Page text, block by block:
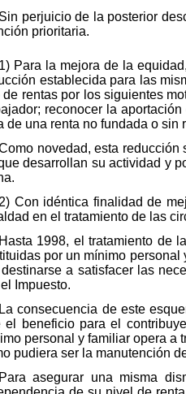
Sin perjuicio de la posterior
prioritaria.
1) Para la mejora de la
establecida para las
de rentas por los siguientes
reconocer la
de una renta no fundada o sin
novedad, esta reducción
desarrollan su actividad y
2) Con idéntica finalidad de
en el tratamiento de las
Hasta 1998, el tratamiento de
por un mínimo
a satisfacer las
Impuesto.
La consecuencia de este
el beneficio para el
personal y familiar opera a
pudiera ser la manutención
Para asegurar una misma